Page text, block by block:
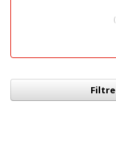
(
Filtre